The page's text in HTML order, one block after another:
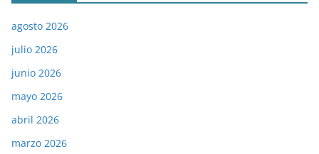
agosto 2026
julio 2026
junio 2026
mayo 2026
abril 2026
marzo 2026